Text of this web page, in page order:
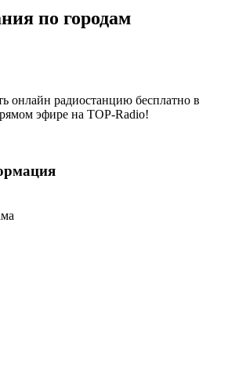
по городам
онлайн радиостанцию бесплатно в
эфире на TOP-Radio!